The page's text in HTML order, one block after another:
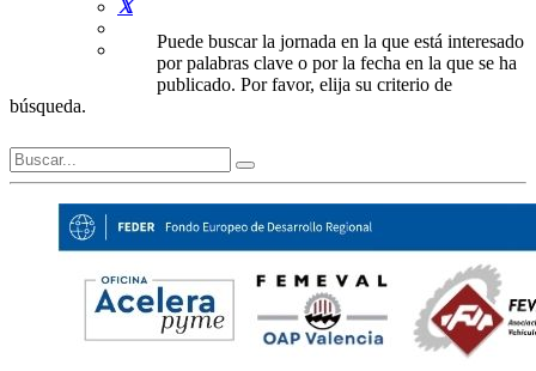
Puede buscar la jornada en la que está interesado
por palabras clave o por la fecha en la que se ha
publicado. Por favor, elija su criterio de
búsqueda.